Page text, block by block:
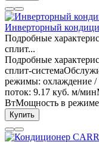
Инверторный
Подробные
сплит...
Подробные
сплит-
режимы: охлаждение
поток: 9.17 куб. м/
ВтМощность в режиме
Купить